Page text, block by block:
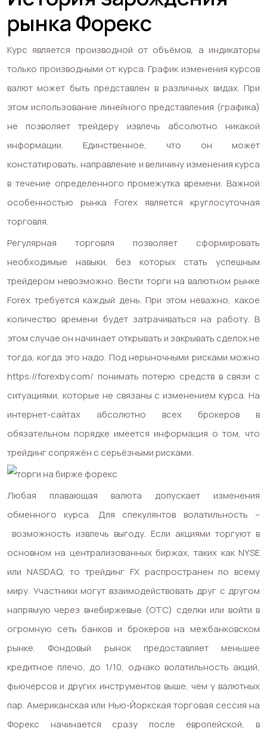
рынка Форекс
Курс является производной от объёмов, а индикаторы
только производными от курса. График изменения курсов
валют может быть представлен в различных видах. При
этом использование линейного представления (графика)
не позволяет трейдеру извлечь абсолютно никакой
информации. Единственное, что он может
констатировать, направление и величину изменения курса
в течение определенного промежутка времени. Важной
особенностью рынка Forex является круглосуточная
торговля.
Регулярная торговля позволяет сформировать
необходимые навыки, без которых стать успешным
трейдером невозможно. Вести торги на валютном рынке
Forex требуется каждый день. При этом неважно, какое
количество времени будет затрачиваться на работу. В
этом случае он начинает открывать и закрывать сделок не
тогда, когда это надо. Под нерыночными рисками можно
https://forexby.com/ понимать потерю средств в связи с
ситуациями, которые не связаны с изменением курса. На
интернет-сайтах абсолютно всех брокеров в
обязательном порядке имеется информация о том, что
трейдинг сопряжён с серьёзными рисками.
Любая плавающая валюта допускает изменения
обменного курса. Для спекулянтов волатильность –
возможность извлечь выгоду. Если акциями торгуют в
основном на централизованных биржах, таких как NYSE
или NASDAQ, то трейдинг FX распространен по всему
миру. Участники могут взаимодействовать друг с другом
напрямую через внебиржевые (OTC) сделки или войти в
огромную сеть банков и брокеров на межбанковском
рынке. Фондовый рынок предоставляет меньшее
кредитное плечо, до 1/10, однако волатильность акций,
фьючерсов и других инструментов выше, чем у валютных
пар. Американская или Нью-Йоркская торговая сессия на
Форекс начинается сразу после европейской, в